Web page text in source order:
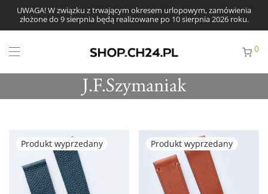
UWAGA! W związku z trwającym okresem urlopowym, zamówienia
złożone do 9 sierpnia będą realizowane po 10 sierpnia 2026 roku.
0
J.F.Szymaniak